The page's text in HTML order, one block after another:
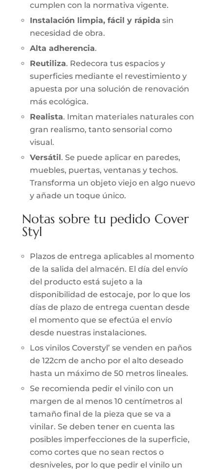
cumplen con la normativa vigente.
Instalación limpia, fácil y rápida sin
necesidad de obra.
Alta adherencia.
Reutiliza. Redecora tus espacios y
superficies mediante el revestimiento y
apuesta por una solución de renovación
más ecológica.
Realista. Imitan materiales naturales con
gran realismo, tanto sensorial como
visual.
Versátil . Se puede aplicar en paredes,
muebles, puertas, ventanas y techos.
Transforma un objeto viejo en algo nuevo
y añade un toque único.
Notas sobre tu pedido Cover
Styl
Plazos de entrega aplicables al momento
de la salida del almacén. El día del envío
del producto está sujeto a la
disponibilidad de estocaje, por lo que los
días de plazo de entrega cuentan desde
el momento que se efectúa el envío
desde nuestras instalaciones.
Los vinilos Coverstyl’ se venden en paños
de 122cm de ancho por el alto deseado
hasta un máximo de 50 metros lineales.
Se recomienda pedir el vinilo con un
margen de al menos 10 centímetros al
tamaño final de la pieza que se va a
vinilar. Se deben tener en cuenta las
posibles imperfecciones de la superficie,
como cortes que no sean rectos o
desniveles, por lo que pedir el vinilo un